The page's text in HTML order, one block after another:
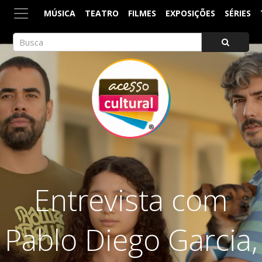
MÚSICA TEATRO FILMES EXPOSIÇÕES SÉRIES
ACESSO CULTURAL
Arte, Cultura Pop e Entretenimento
Entrevista com
Pablo Diego Garcia,